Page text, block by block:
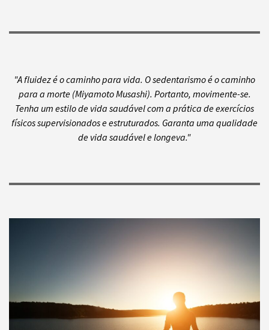
"A fluidez é o caminho para vida. O sedentarismo é o caminho
para a morte (Miyamoto Musashi). Portanto, movimente-se.
Tenha um estilo de vida saudável com a prática de exercícios
físicos supervisionados e estruturados. Garanta uma qualidade
de vida saudável e longeva."